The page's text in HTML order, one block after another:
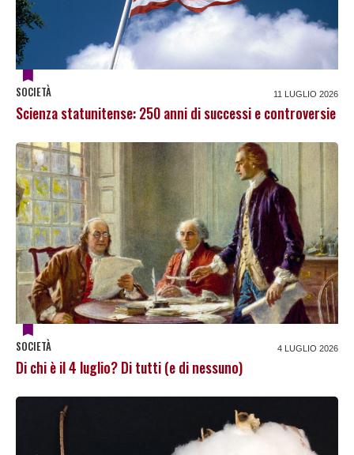
SOCIETÀ 11 LUGLIO 2026
Scienza statunitense: 250 anni di successi e controversie
SOCIETÀ 4 LUGLIO 2026
Di chi è il 4 luglio? Di tutti (e di nessuno)